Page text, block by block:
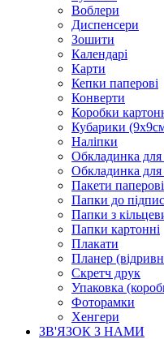
Воблери
Диспенсери
Зошити
Календарі
Карти
Кепки паперові
Конверти
Коробки
Кубарики
Наліпки
Обкладинка
Обкладинка
Пакети паперові
Папки до
Папки з
Папки картонні
Плакати
Планер
Скретч друк
Упаковка
Фоторамки
Хенгери
ЗВ'ЯЗОК З НАМИ